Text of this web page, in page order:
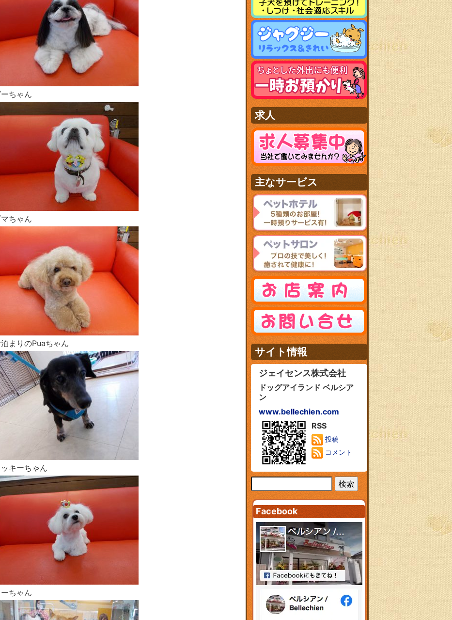
ちゃん
マちゃん
まりのPuaちゃん
ッキーちゃん
ーちゃん
求人
主なサービス
サイト情報
ジェイセンス株式会社
ドッグアイランド ベルシア
ン
www.bellechien.com
RSS
投稿
コメント
Facebook